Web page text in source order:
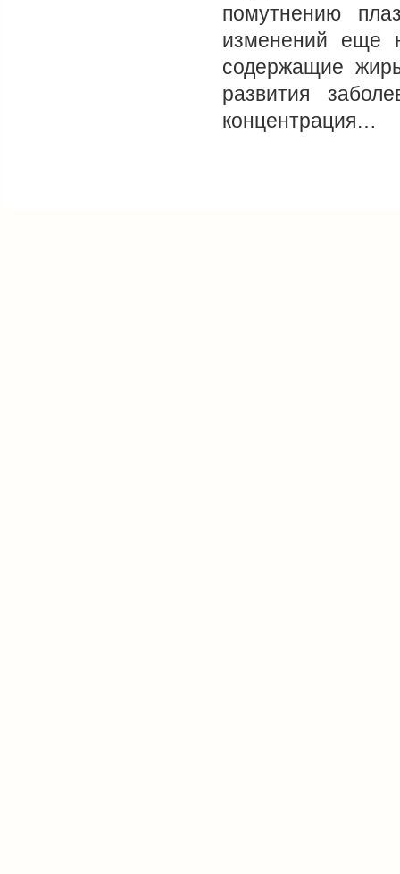
помутнению
изменений еще
содержащие
развития
концентрация…